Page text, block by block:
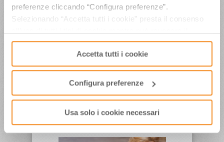
preferenze cliccando “Configura preferenze”.
Selezionando “Accetta tutti i cookie” presta il consenso
consenso cliccando su “Usa solo i cookie necessari” e
saranno attivati i soli cookie tecnici necessari al corretto
funzionamento del sito.
Accetta tutti i cookie
Configura preferenze
Usa solo i cookie necessari
Date: Set 2023
Labeled: Comunicati Stampa
RELATED ITEMS